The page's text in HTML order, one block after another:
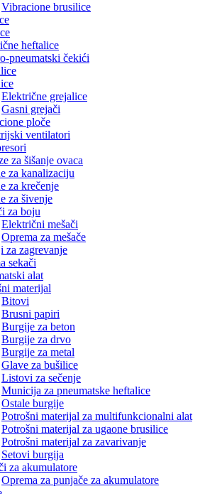
Vibracione brusilice
heftalice
pneumatski čekići
Električne grejalice
Gasni grejači
ploče
ventilatori
za šišanje ovaca
za kanalizaciju
za krečenje
za šivenje
za boju
Električni mešači
Oprema za mešače
za zagrevanje
sekači
alat
materijal
Bitovi
Brusni papiri
Burgije za beton
Burgije za drvo
Burgije za metal
Glave za bušilice
Listovi za sečenje
Municija za pneumatske heftalice
Ostale burgije
Potrošni materijal za multifunkcionalni alat
Potrošni materijal za ugaone brusilice
Potrošni materijal za zavarivanje
Setovi burgija
za akumulatore
Oprema za punjače za akumulatore